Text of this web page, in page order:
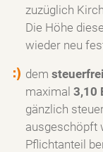
zuzüglich
Die Höhe
wieder neu
dem
maximal 3,10
gänzlich
ausgeschöpft
Pflichtanteil